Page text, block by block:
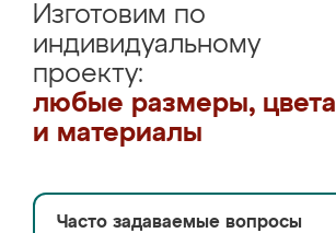
Изготовим по
индивидуальному
проекту:
любые размеры, цвета
и материалы
Часто задаваемые вопросы